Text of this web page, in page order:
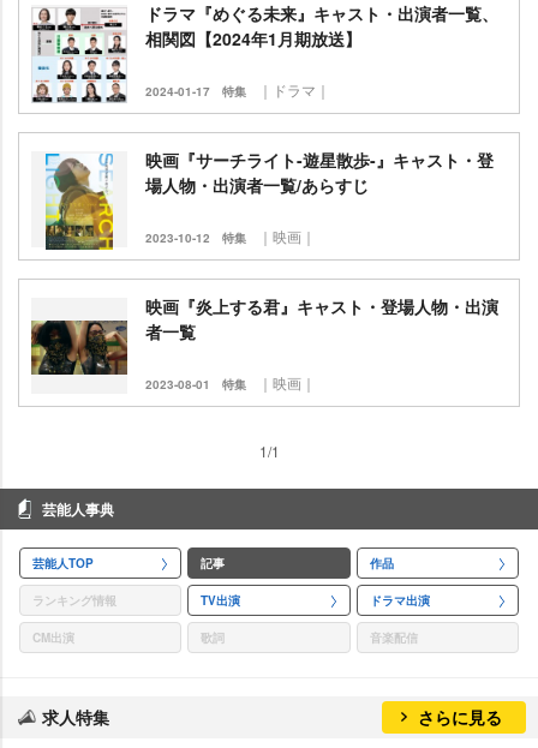
ドラマ『めぐる未来』キャスト・出演者一覧、
相関図【2024年1月期放送】
2024-01-17 特集 ｜ドラマ｜
映画『サーチライト-遊星散歩-』キャスト・登
場人物・出演者一覧/あらすじ
2023-10-12 特集 ｜映画｜
映画『炎上する君』キャスト・登場人物・出演
者一覧
2023-08-01 特集 ｜映画｜
1/1
芸能人事典
芸能人TOP 記事 作品
ランキング情報 TV出演 ドラマ出演
CM出演 歌詞 音楽配信
求人特集 さらに見る